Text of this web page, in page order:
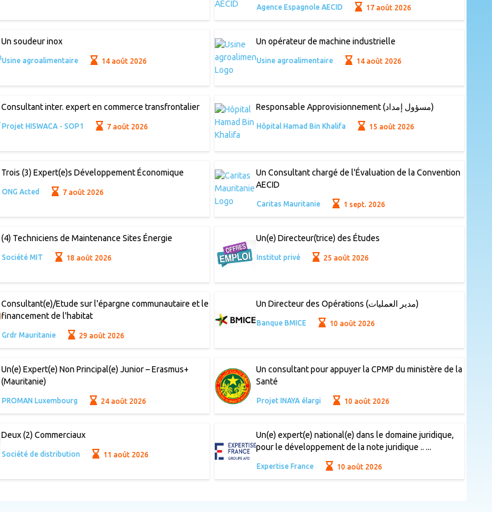
Agence Espagnole AECID 17 août 2026
Un soudeur inox
Usine agroalimentaire 14 août 2026
Un opérateur de machine industrielle
Usine agroalimentaire 14 août 2026
Consultant inter. expert en commerce transfrontalier
Projet HISWACA - SOP1 7 août 2026
Responsable Approvisionnement (مسؤول إمداد)
Hôpital Hamad Bin Khalifa 15 août 2026
Trois (3) Expert(e)s Développement Économique
ONG Acted 7 août 2026
Un Consultant chargé de l'Évaluation de la Convention
AECID
Caritas Mauritanie 1 sept. 2026
(4) Techniciens de Maintenance Sites Énergie
Société MIT 18 août 2026
Un(e) Directeur(trice) des Études
Institut privé 25 août 2026
Consultant(e)/Etude sur l'épargne communautaire et le
financement de l'habitat
Grdr Mauritanie 29 août 2026
Un Directeur des Opérations (مدير العمليات)
Banque BMICE 10 août 2026
Un(e) Expert(e) Non Principal(e) Junior – Erasmus+
(Mauritanie)
PROMAN Luxembourg 24 août 2026
Un consultant pour appuyer la CPMP du ministère de la
Santé
Projet INAYA élargi 10 août 2026
Deux (2) Commerciaux
Société de distribution 11 août 2026
Un(e) expert(e) national(e) dans le domaine juridique,
pour le développement de la note juridique .. ...
Expertise France 10 août 2026